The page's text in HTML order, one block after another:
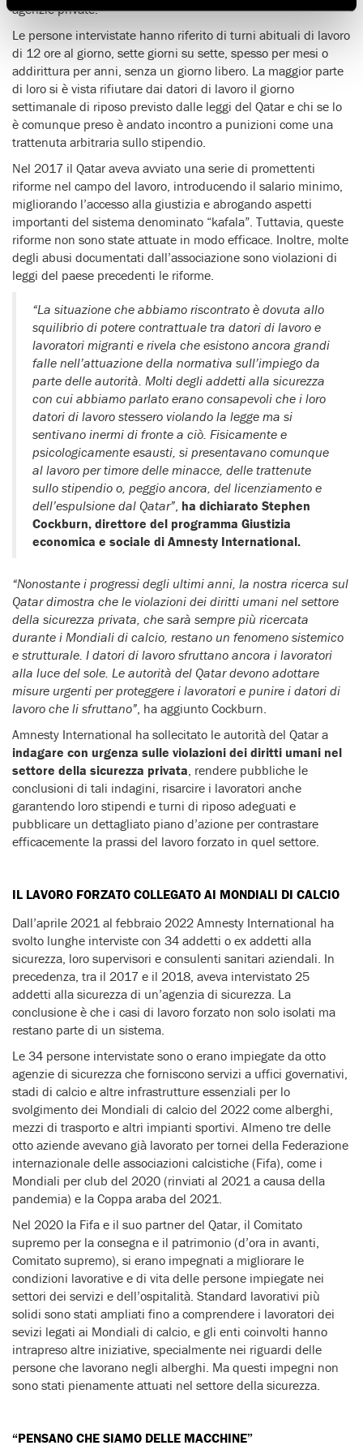
agenzie private.
Le persone intervistate hanno riferito di turni abituali di lavoro
di 12 ore al giorno, sette giorni su sette, spesso per mesi o
addirittura per anni, senza un giorno libero. La maggior parte
di loro si è vista rifiutare dai datori di lavoro il giorno
settimanale di riposo previsto dalle leggi del Qatar e chi se lo
è comunque preso è andato incontro a punizioni come una
trattenuta arbitraria sullo stipendio.
Nel 2017 il Qatar aveva avviato una serie di promettenti
riforme nel campo del lavoro, introducendo il salario minimo,
migliorando l’accesso alla giustizia e abrogando aspetti
importanti del sistema denominato “kafala”. Tuttavia, queste
riforme non sono state attuate in modo efficace. Inoltre, molte
degli abusi documentati dall’associazione sono violazioni di
leggi del paese precedenti le riforme.
“La situazione che abbiamo riscontrato è dovuta allo
squilibrio di potere contrattuale tra datori di lavoro e
lavoratori migranti e rivela che esistono ancora grandi
falle nell’attuazione della normativa sull’impiego da
parte delle autorità. Molti degli addetti alla sicurezza
con cui abbiamo parlato erano consapevoli che i loro
datori di lavoro stessero violando la legge ma si
sentivano inermi di fronte a ciò. Fisicamente e
psicologicamente esausti, si presentavano comunque
al lavoro per timore delle minacce, delle trattenute
sullo stipendio o, peggio ancora, del licenziamento e
dell’espulsione dal Qatar”, ha dichiarato Stephen
Cockburn, direttore del programma Giustizia
economica e sociale di Amnesty International.
“Nonostante i progressi degli ultimi anni, la nostra ricerca sul
Qatar dimostra che le violazioni dei diritti umani nel settore
della sicurezza privata, che sarà sempre più ricercata
durante i Mondiali di calcio, restano un fenomeno sistemico
e strutturale. I datori di lavoro sfruttano ancora i lavoratori
alla luce del sole. Le autorità del Qatar devono adottare
misure urgenti per proteggere i lavoratori e punire i datori di
lavoro che li sfruttano”, ha aggiunto Cockburn.
Amnesty International ha sollecitato le autorità del Qatar a
indagare con urgenza sulle violazioni dei diritti umani nel
settore della sicurezza privata, rendere pubbliche le
conclusioni di tali indagini, risarcire i lavoratori anche
garantendo loro stipendi e turni di riposo adeguati e
pubblicare un dettagliato piano d’azione per contrastare
efficacemente la prassi del lavoro forzato in quel settore.
IL LAVORO FORZATO COLLEGATO AI MONDIALI DI CALCIO
Dall’aprile 2021 al febbraio 2022 Amnesty International ha
svolto lunghe interviste con 34 addetti o ex addetti alla
sicurezza, loro supervisori e consulenti sanitari aziendali. In
precedenza, tra il 2017 e il 2018, aveva intervistato 25
addetti alla sicurezza di un’agenzia di sicurezza. La
conclusione è che i casi di lavoro forzato non solo isolati ma
restano parte di un sistema.
Le 34 persone intervistate sono o erano impiegate da otto
agenzie di sicurezza che forniscono servizi a uffici governativi,
stadi di calcio e altre infrastrutture essenziali per lo
svolgimento dei Mondiali di calcio del 2022 come alberghi,
mezzi di trasporto e altri impianti sportivi. Almeno tre delle
otto aziende avevano già lavorato per tornei della Federazione
internazionale delle associazioni calcistiche (Fifa), come i
Mondiali per club del 2020 (rinviati al 2021 a causa della
pandemia) e la Coppa araba del 2021.
Nel 2020 la Fifa e il suo partner del Qatar, il Comitato
supremo per la consegna e il patrimonio (d’ora in avanti,
Comitato supremo), si erano impegnati a migliorare le
condizioni lavorative e di vita delle persone impiegate nei
settori dei servizi e dell’ospitalità. Standard lavorativi più
solidi sono stati ampliati fino a comprendere i lavoratori dei
sevizi legati ai Mondiali di calcio, e gli enti coinvolti hanno
intrapreso altre iniziative, specialmente nei riguardi delle
persone che lavorano negli alberghi. Ma questi impegni non
sono stati pienamente attuati nel settore della sicurezza.
“PENSANO CHE SIAMO DELLE MACCHINE”